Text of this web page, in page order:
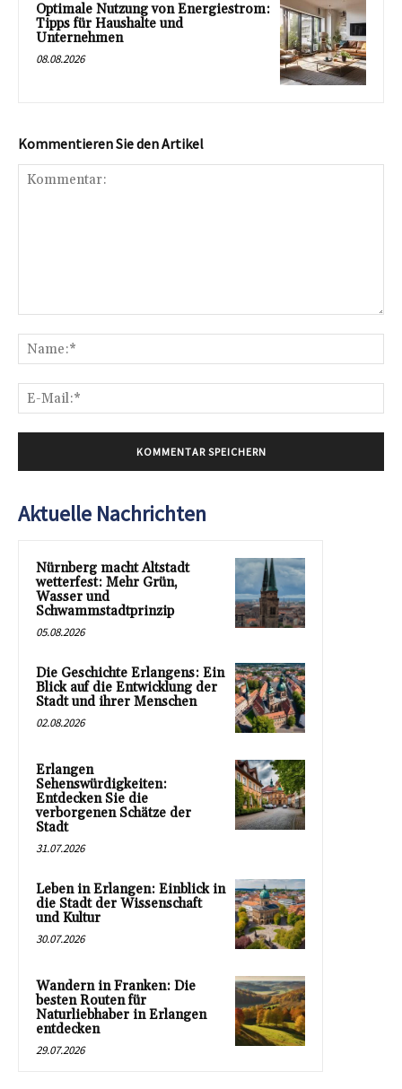
Optimale Nutzung von Energiestrom:
Tipps für Haushalte und
Unternehmen
08.08.2026
Kommentieren Sie den Artikel
Aktuelle Nachrichten
Nürnberg macht Altstadt
wetterfest: Mehr Grün,
Wasser und
Schwammstadtprinzip
05.08.2026
Die Geschichte Erlangens: Ein
Blick auf die Entwicklung der
Stadt und ihrer Menschen
02.08.2026
Erlangen
Sehenswürdigkeiten:
Entdecken Sie die
verborgenen Schätze der
Stadt
31.07.2026
Leben in Erlangen: Einblick in
die Stadt der Wissenschaft
und Kultur
30.07.2026
Wandern in Franken: Die
besten Routen für
Naturliebhaber in Erlangen
entdecken
29.07.2026